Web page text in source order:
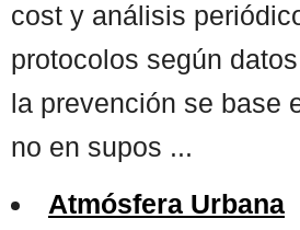
cost y análisis
protocolos según
la prevención se base
no en supos ...
Atmósfera Urbana